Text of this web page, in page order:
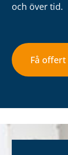
och över tid.
Få